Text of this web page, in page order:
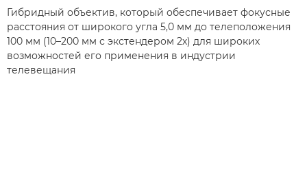
Гибридный объектив, который обеспечивает фокусные
расстояния от широкого угла 5,0 мм до телеположения
100 мм (10–200 мм с экстендером 2х) для широких
возможностей его применения в индустрии
телевещания